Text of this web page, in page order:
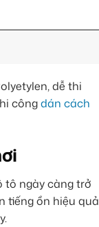
dễ thi
côngdán cách
tô ngày càng trở
tiếng ồn hiệu quả